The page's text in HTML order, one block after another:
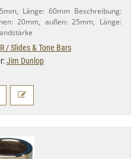
Länge: 60mm Beschreibung:
20mm, außen: 25mm, Länge:
/ Slides & Tone Bars
Jim Dunlop